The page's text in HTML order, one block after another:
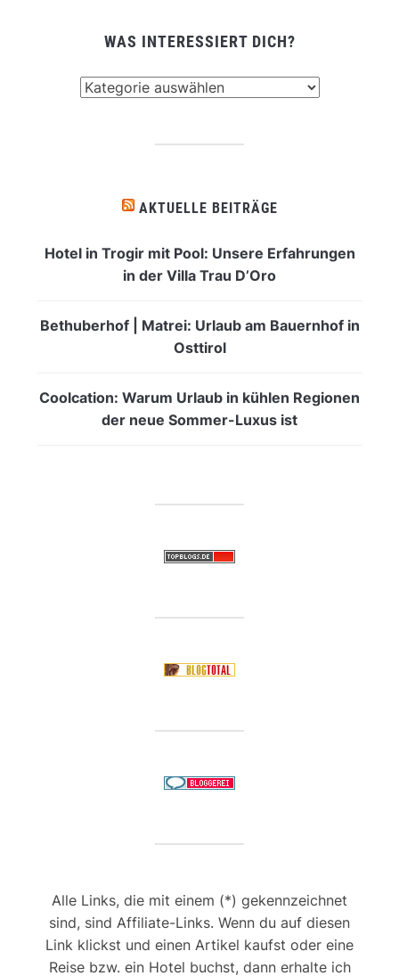
WAS INTERESSIERT DICH?
AKTUELLE BEITRÄGE
Hotel in Trogir mit Pool: Unsere Erfahrungen
in der Villa Trau D’Oro
Bethuberhof | Matrei: Urlaub am Bauernhof in
Osttirol
Coolcation: Warum Urlaub in kühlen Regionen
der neue Sommer-Luxus ist
Alle Links, die mit einem (*) gekennzeichnet
sind, sind Affiliate-Links. Wenn du auf diesen
Link klickst und einen Artikel kaufst oder eine
Reise bzw. ein Hotel buchst, dann erhalte ich